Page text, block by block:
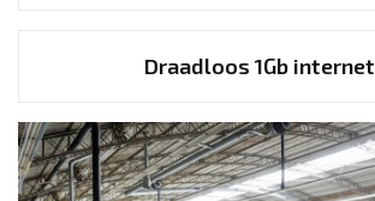
Draadloos 1Gb internet